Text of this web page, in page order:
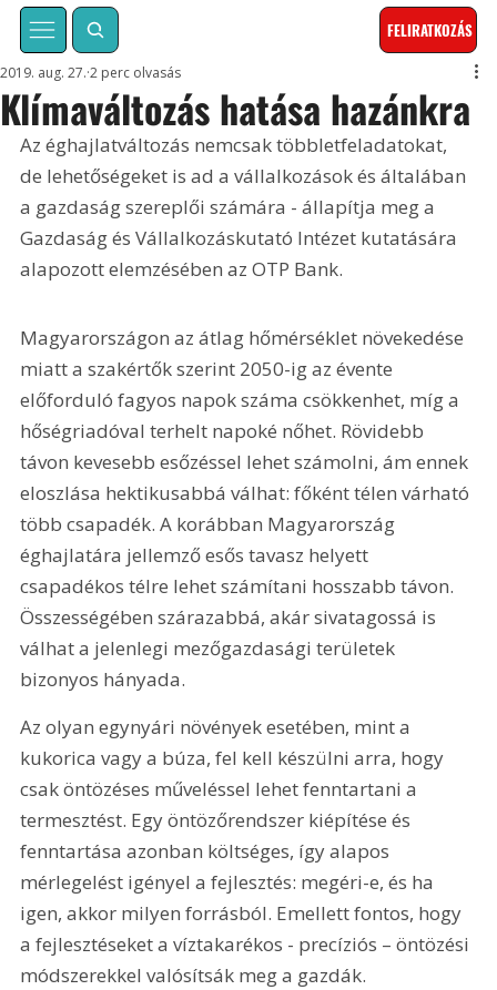
FELIRATKOZÁS
Klímaváltozás hatása hazánkra
2019. aug. 27. 2 perc olvasás
Az éghajlatváltozás nemcsak többletfeladatokat,
de lehetőségeket is ad a vállalkozások és általában
a gazdaság szereplői számára - állapítja meg a
Gazdaság és Vállalkozáskutató Intézet kutatására
alapozott elemzésében az OTP Bank.
Magyarországon az átlag hőmérséklet növekedése
miatt a szakértők szerint 2050-ig az évente
előforduló fagyos napok száma csökkenhet, míg a
hőségriadóval terhelt napoké nőhet. Rövidebb
távon kevesebb esőzéssel lehet számolni, ám ennek
eloszlása hektikusabbá válhat: főként télen várható
több csapadék. A korábban Magyarország
éghajlatára jellemző esős tavasz helyett
csapadékos télre lehet számítani hosszabb távon.
Összességében szárazabbá, akár sivatagossá is
válhat a jelenlegi mezőgazdasági területek
bizonyos hányada.
Az olyan egynyári növények esetében, mint a
kukorica vagy a búza, fel kell készülni arra, hogy
csak öntözéses műveléssel lehet fenntartani a
termesztést. Egy öntözőrendszer kiépítése és
fenntartása azonban költséges, így alapos
mérlegelést igényel a fejlesztés: megéri-e, és ha
igen, akkor milyen forrásból. Emellett fontos, hogy
a fejlesztéseket a víztakarékos - precíziós – öntözési
módszerekkel valósítsák meg a gazdák.